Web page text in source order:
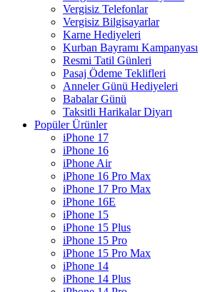
Vergisiz Telefonlar
Vergisiz Bilgisayarlar
Karne Hediyeleri
Kurban Bayramı Kampanyası
Resmi Tatil Günleri
Pasaj Ödeme Teklifleri
Anneler Günü Hediyeleri
Babalar Günü
Taksitli Harikalar Diyarı
Popüler Ürünler
iPhone 17
iPhone 16
iPhone Air
iPhone 16 Pro Max
iPhone 17 Pro Max
iPhone 16E
iPhone 15
iPhone 15 Plus
iPhone 15 Pro
iPhone 15 Pro Max
iPhone 14
iPhone 14 Plus